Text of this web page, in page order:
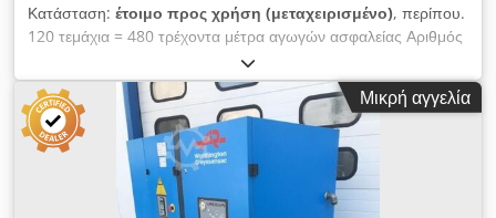
Κατάσταση: έτοιμο προς χρήση (μεταχειρισμένο), περίπου.
120 τεμάχια = 480 τρέχοντα μέτρα αγωγών ασφαλείας Αριθμός
αγωγών / αριθμός πόλων: 5 σε στάνταρ μήκη: 4 m Διατομή
δοχείου: 10 mm² για τάση δικτύου έως: 500 V Φορτίο φόρτισης
σε 100% ED: 60 A Βάρος ανά μέτρο: 2,1 kg Chjdpfxod Hurbs
Adkja
Μικρή αγγελία